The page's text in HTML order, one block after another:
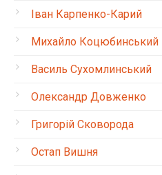
Іван Карпенко-Карий
Михайло Коцюбинський
Василь Сухомлинський
Олександр Довженко
Григорій Сковорода
Остап Вишня